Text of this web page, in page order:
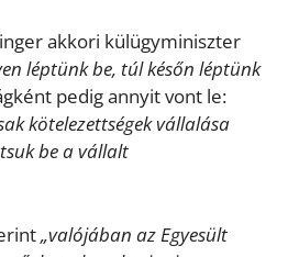
akkori külügyminiszter
léptünk be, túl későn léptünk
pedig annyit vont le:
kötelezettségek vállalása
be a vállalt
„valójában az Egyesült